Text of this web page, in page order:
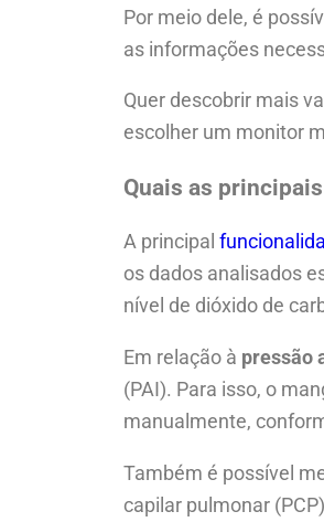
Por meio dele, é
as informações
Quer descobrir mais
escolher um monitor
Quais as
A principal
os dados analisados
nível de dióxido de
Em relação à pressão
(PAI). Para isso, o
manualmente,
Também é possível
capilar pulmonar